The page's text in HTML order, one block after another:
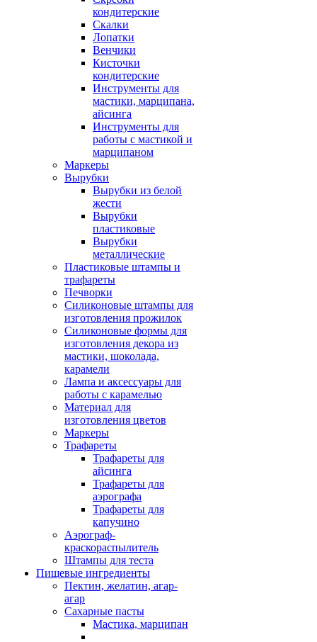
кондитерские
Скалки
Лопатки
Венчики
Кисточки
кондитерские
Инструменты для
мастики, марципана,
айсинга
Инструменты для
работы с мастикой и
марципаном
Маркеры
Вырубки
Вырубки из белой
жести
Вырубки
пластиковые
Вырубки
металлические
Пластиковые штампы и
трафареты
Печворки
Силиконовые штампы для
изготовления прожилок
Силиконовые формы для
изготовления декора из
мастики, шоколада,
карамели
Лампа и аксессуары для
работы с карамелью
Материал для
изготовления цветов
Маркеры
Трафареты
Трафареты для
айсинга
Трафареты для
аэрографа
Трафареты для
капучино
Аэрограф-
краскораспылитель
Штампы для теста
Пищевые ингредиенты
Пектин, желатин, агар-
агар
Сахарные пасты
Мастика, марципан